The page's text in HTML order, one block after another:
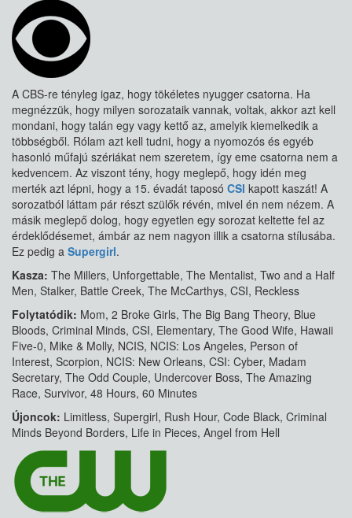
A CBS-re tényleg igaz, hogy tökéletes nyugger csatorna. Ha
megnézzük, hogy milyen sorozataik vannak, voltak, akkor azt kell
mondani, hogy talán egy vagy kettő az, amelyik kiemelkedik a
többségből. Rólam azt kell tudni, hogy a nyomozós és egyéb
hasonló műfajú szériákat nem szeretem, így eme csatorna nem a
kedvencem. Az viszont tény, hogy meglepő, hogy idén meg
merték azt lépni, hogy a 15. évadát taposó CSI kapott kaszát! A
sorozatból láttam pár részt szülők révén, mivel én nem nézem. A
másik meglepő dolog, hogy egyetlen egy sorozat keltette fel az
érdeklődésemet, ámbár az nem nagyon illik a csatorna stílusába.
Ez pedig a Supergirl.
Kasza: The Millers, Unforgettable, The Mentalist, Two and a Half
Men, Stalker, Battle Creek, The McCarthys, CSI, Reckless
Folytatódik: Mom, 2 Broke Girls, The Big Bang Theory, Blue
Bloods, Criminal Minds, CSI, Elementary, The Good Wife, Hawaii
Five-0, Mike & Molly, NCIS, NCIS: Los Angeles, Person of
Interest, Scorpion, NCIS: New Orleans, CSI: Cyber, Madam
Secretary, The Odd Couple, Undercover Boss, The Amazing
Race, Survivor, 48 Hours, 60 Minutes
Újoncok: Limitless, Supergirl, Rush Hour, Code Black, Criminal
Minds Beyond Borders, Life in Pieces, Angel from Hell